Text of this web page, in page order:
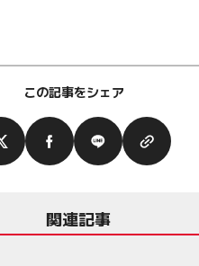
この記事をシェア
関連記事